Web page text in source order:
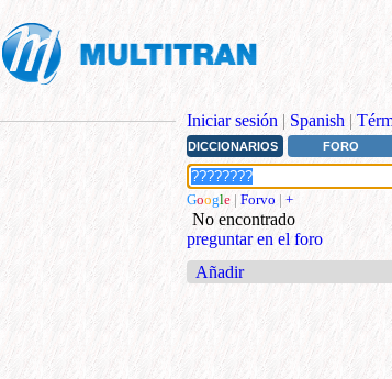
Iniciar sesión | Spanish |
DICCIONARIOS FORO
Google | Forvo | +
No encontrado
preguntar en el foro
Añadir